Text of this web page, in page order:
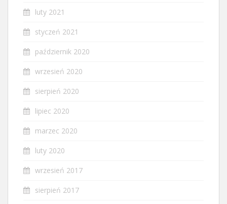
luty 2021
styczeń 2021
październik 2020
wrzesień 2020
sierpień 2020
lipiec 2020
marzec 2020
luty 2020
wrzesień 2017
sierpień 2017